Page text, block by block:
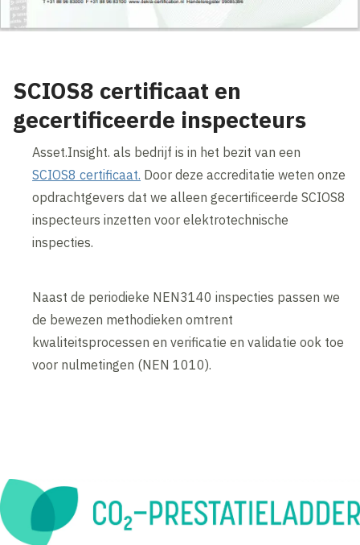
SCIOS8 certificaat en
gecertificeerde inspecteurs
Asset.Insight. als bedrijf is in het bezit van een
SCIOS8 certificaat. Door deze accreditatie weten onze
opdrachtgevers dat we alleen gecertificeerde SCIOS8
inspecteurs inzetten voor elektrotechnische
inspecties.
Naast de periodieke NEN3140 inspecties passen we
de bewezen methodieken omtrent
kwaliteitsprocessen en verificatie en validatie ook toe
voor nulmetingen (NEN 1010).